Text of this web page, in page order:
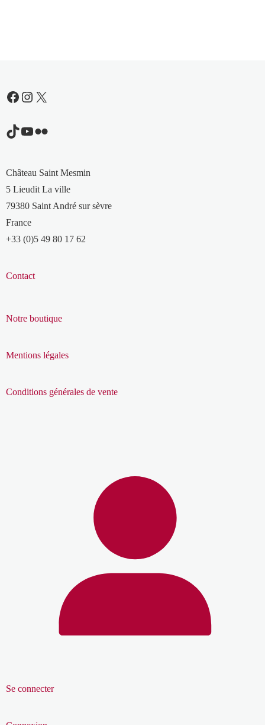
Facebook
Instagram
X
TikTok
YouTube
Flickr
Château Saint Mesmin
5 Lieudit La ville
79380 Saint André sur sèvre
France
+33 (0)5 49 80 17 62
Contact
Notre boutique
Mentions légales
Conditions générales de vente
Se connecter